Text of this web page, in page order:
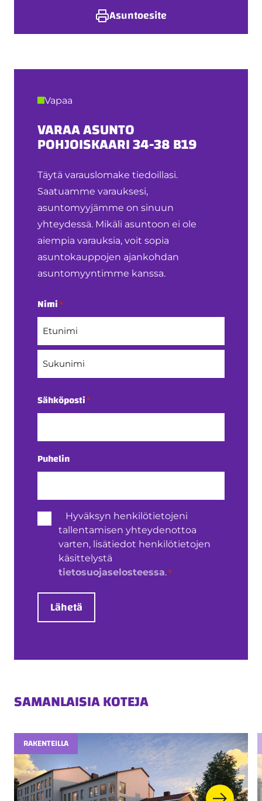
Asuntoesite
Vapaa
VARAA ASUNTO
POHJOISKAARI 34-38 B19
Täytä varauslomake tiedoillasi.
Saatuamme varauksesi,
asuntomyyjämme on sinuun
yhteydessä. Mikäli asuntoon ei ole
aiempia varauksia, voit sopia
asuntokauppojen ajankohdan
asuntomyyntimme kanssa.
Nimi*
Etunimi
Sähköposti*
Puhelin
Henkilötietojen
käsittely*
Hyväksyn henkilötietojeni
tallentamisen yhteydenottoa
varten, lisätiedot henkilötietojen
käsittelystä
tietosuojaselosteessa.*
Lähetä
SAMANLAISIA KOTEJA
RAKENTEILLA